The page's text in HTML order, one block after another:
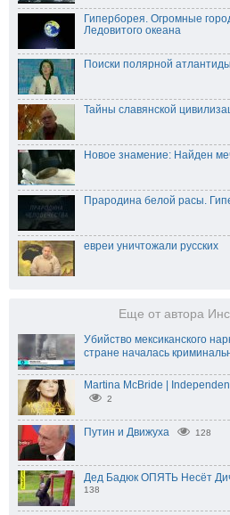
Гиперборея. Огромные
Ледовитого океана
Поиски полярной
Тайны славянской
Новое знамение: Найден
Прародина белой расы.
евреи уничтожали русских
Еще от автора
Убийство мексиканского
стране началась
Martina McBride |
2
Путин и Движуха 128
Дед Бадюк ОПЯТЬ Несёт
138